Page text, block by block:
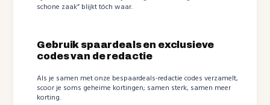
schone zaak” blijkt tóch waar.
Gebruik spaardeals en exclusieve
codes van de redactie
Als je samen met onze bespaardeals-redactie codes verzamelt,
scoor je soms geheime kortingen; samen sterk, samen meer
korting.